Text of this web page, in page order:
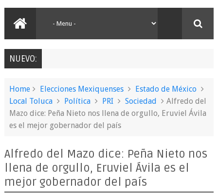
NUEVO:
Home Elecciones Mexiquenses
Estado de México
Local Toluca
Política PRI Sociedad
Alfredo del
Mazo dice: Peña Nieto nos llena de orgullo, Eruviel Ávila
es el mejor gobernador del país
Alfredo del Mazo dice: Peña Nieto nos
llena de orgullo, Eruviel Ávila es el
mejor gobernador del país